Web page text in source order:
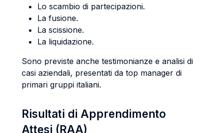
Lo scambio di partecipazioni.
La fusione.
La scissione.
La liquidazione.
Sono previste anche testimonianze e analisi di
casi aziendali, presentati da top manager di
primari gruppi italiani.
Risultati di Apprendimento
Attesi (RAA)